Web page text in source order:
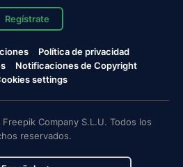
Regístrate
Política de privacidad
Notificaciones de Copyright
settings
Company S.L.U. Todos los
reservados.